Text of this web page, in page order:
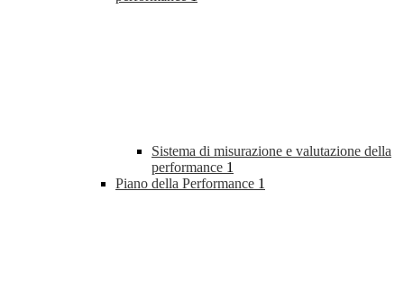
Sistema di misurazione e valutazione della
performance 1
Piano della Performance 1